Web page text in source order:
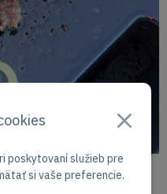
poskytovaní služieb pre
si vaše preferencie.
sa syr pekne rozpustilobj.